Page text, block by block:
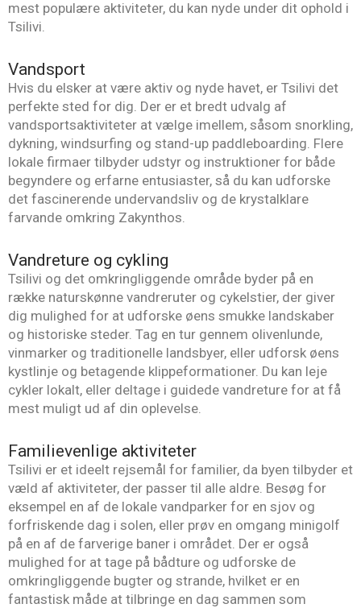
mest populære aktiviteter, du kan nyde under dit ophold i
Tsilivi.
Vandsport
Hvis du elsker at være aktiv og nyde havet, er Tsilivi det
perfekte sted for dig. Der er et bredt udvalg af
vandsportsaktiviteter at vælge imellem, såsom snorkling,
dykning, windsurfing og stand-up paddleboarding. Flere
lokale firmaer tilbyder udstyr og instruktioner for både
begyndere og erfarne entusiaster, så du kan udforske
det fascinerende undervandsliv og de krystalklare
farvande omkring Zakynthos.
Vandreture og cykling
Tsilivi og det omkringliggende område byder på en
række naturskønne vandreruter og cykelstier, der giver
dig mulighed for at udforske øens smukke landskaber
og historiske steder. Tag en tur gennem olivenlunde,
vinmarker og traditionelle landsbyer, eller udforsk øens
kystlinje og betagende klippeformationer. Du kan leje
cykler lokalt, eller deltage i guidede vandreture for at få
mest muligt ud af din oplevelse.
Familievenlige aktiviteter
Tsilivi er et ideelt rejsemål for familier, da byen tilbyder et
væld af aktiviteter, der passer til alle aldre. Besøg for
eksempel en af de lokale vandparker for en sjov og
forfriskende dag i solen, eller prøv en omgang minigolf
på en af de farverige baner i området. Der er også
mulighed for at tage på bådture og udforske de
omkringliggende bugter og strande, hvilket er en
fantastisk måde at tilbringe en dag sammen som